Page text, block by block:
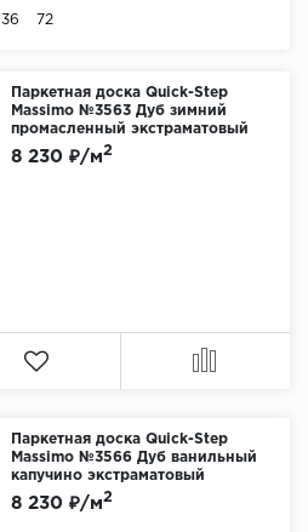
36 72
Паркетная доска Quick-Step
Massimo №3563 Дуб зимний
промасленный экстраматовый
8 230 ₽/м2
Паркетная доска Quick-Step
Massimo №3566 Дуб ванильный
капучино экстраматовый
8 230 ₽/м2